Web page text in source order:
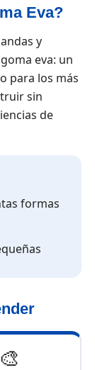
Eva?
y
eva: un
para los más
sin
de
formas
🎨